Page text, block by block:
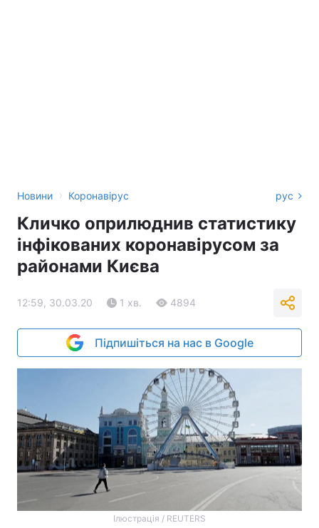
Новини › Коронавірус рус
Кличко оприлюднив статистику
інфікованих коронавірусом за
районами Києва
12:59, 30.03.20 1 хв. 4894
Підпишіться на нас в Google
Ілюстрація / REUTERS